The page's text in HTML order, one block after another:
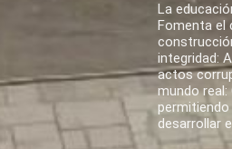
La
Fomenta el
integridad:
actos
mundo
desarrollar